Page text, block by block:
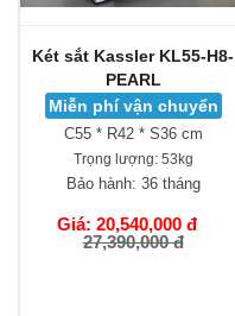
Két sắt Kassler KL55-H8-
PEARL
Miễn phí vận chuyển
C55 * R42 * S36 cm
Trọng lượng:53kg
Bảo hành: 36 tháng
Giá: 20,540,000 đ
27,390,000 đ